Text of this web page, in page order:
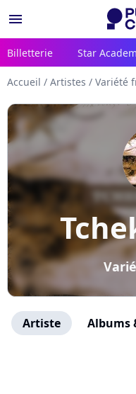
menu
Billetterie Star
Accueil / Artistes / Variété
Artiste Albums